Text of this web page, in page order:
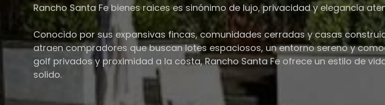
Rancho Santa Fe bienes raices es sinónimo de lujo, privacidad y elegancia
Conocido por sus expansivas fincas, comunidades cerradas y casas
atraen compradores que buscan lotes espaciosos, un entorno sereno y
golf privados y proximidad a la costa, Rancho Santa Fe ofrece un estilo de
solido.